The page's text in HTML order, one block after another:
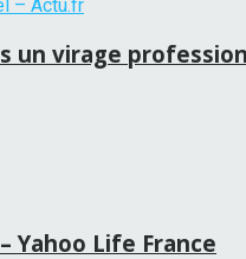
un virage
Yahoo Life France